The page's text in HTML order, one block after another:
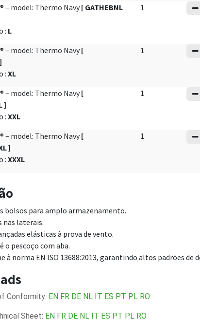
– model: Thermo Navy[ GATHEBNL
: L
1
– model: Thermo Navy[
: XL
1
– model: Thermo Navy[
]
: XXL
1
– model: Thermo Navy[
]
: XXXL
1
bolsos para amplo armazenamento.
nas laterais.
elásticas à prova de vento.
o pescoço com aba.
à norma EN ISO 13688:2013, garantindo altos padrões de
Conformity: EN FR DE NL IT ES PT PL RO
Sheet: EN FR DE NL IT ES PT PL RO